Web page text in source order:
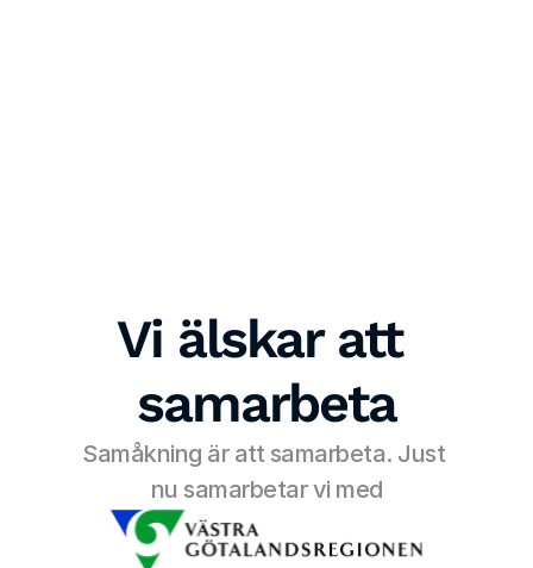
Vi älskar att
samarbeta
Samåkning är att samarbeta. Just
nu samarbetar vi med